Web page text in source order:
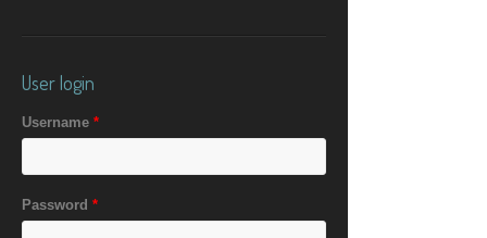
User login
Username *
Password *